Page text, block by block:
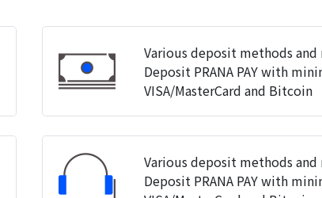
Various deposit methods and
Deposit PRANA PAY with
VISA/MasterCard and Bitcoin
Various deposit methods and
Deposit PRANA PAY with